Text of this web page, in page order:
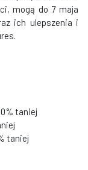
mogą do 7 maja
ich ulepszenia i
taniej
taniej